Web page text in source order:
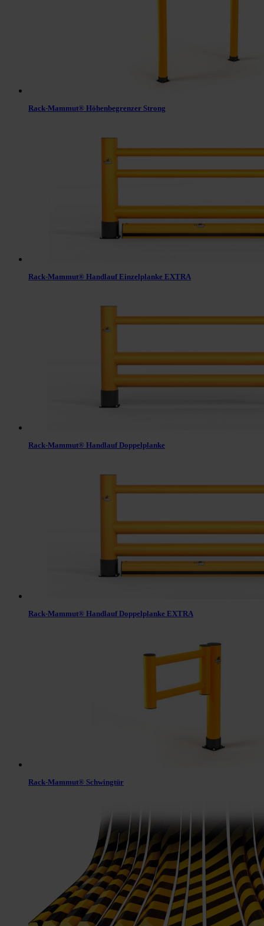
Rack-Mammut® Höhenbegrenzer Strong
Rack-Mammut® Handlauf Einzelplanke EXTRA
Rack-Mammut® Handlauf Doppelplanke
Rack-Mammut® Handlauf Doppelplanke EXTRA
Rack-Mammut® Schwingtür